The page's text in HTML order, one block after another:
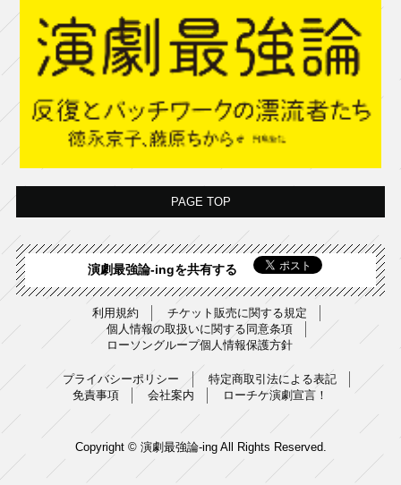
PAGE TOP
演劇最強論-ingを共有する
利用規約
チケット販売に関する規定
個人情報の取扱いに関する同意条項
ローソングループ個人情報保護方針
プライバシーポリシー
特定商取引法による表記
免責事項
会社案内 ローチケ演劇宣言！
Copyright © 演劇最強論-ing All Rights Reserved.